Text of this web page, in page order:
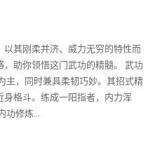
其刚柔并济、威力无穷的特性而
助你领悟这门武功的精髓。 武功
主，同时兼具柔韧巧妙。其招式精
格斗。练成一阳指者，内力浑
功修炼...